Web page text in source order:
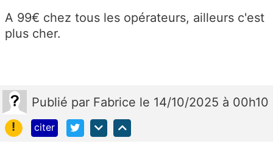
A 99€ chez tous les opérateurs, ailleurs c'est
plus cher.
Publié par Fabrice le 14/10/2025 à 00h10
!
citer